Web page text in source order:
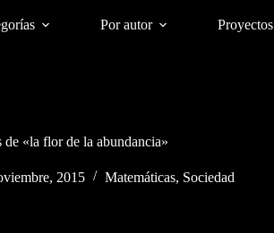
Por autor Proyectos
de «la flor de la abundancia»
2015 Matemáticas, Sociedad